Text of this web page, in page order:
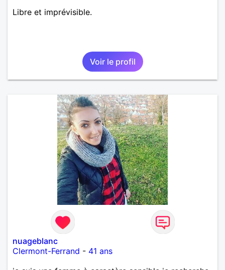
Libre et imprévisible.
Voir le profil
nuageblanc
Clermont-Ferrand - 41 ans